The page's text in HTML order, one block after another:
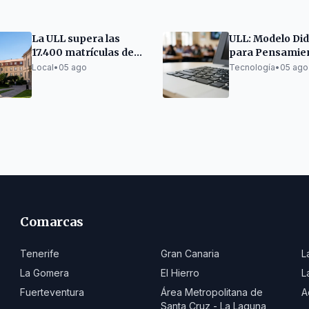
La ULL supera las
17.400 matrículas de
grado para el curso
Local• 05 ago
ULL: Modelo
para
Crítico con IA
Tecnología• 05 ago
Comarcas
Tenerife Gran Canaria
La Gomera
El Hierro
Fuerteventura
Área Metropolitana de
Santa Cruz - La Laguna